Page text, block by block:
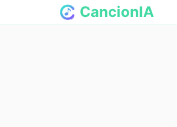
CancionIA